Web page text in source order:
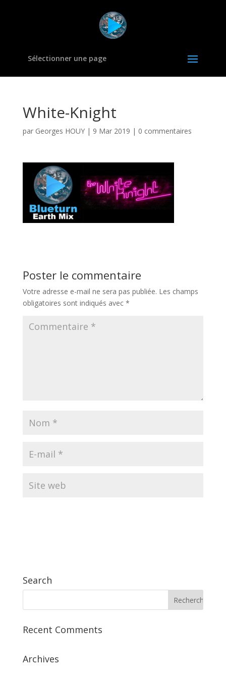
Sélectionner une page
White-Knight
par Georges HOUY| 9 Mar 2019 | 0 commentaires
Poster le commentaire
Votre adresse e-mail ne sera pas publiée. Les champs
obligatoires sont indiqués avec *
Search
Recent Comments
Archives